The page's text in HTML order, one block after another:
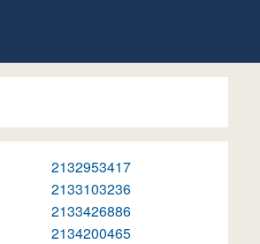
2132953417
2133103236
2133426886
2134200465